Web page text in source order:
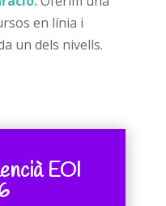
en línia i
un dels nivells.
EOI